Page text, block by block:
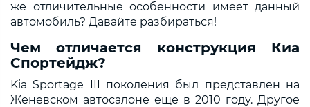
же отличительные особенности имеет данный
автомобиль? Давайте разбираться!
Чем отличается конструкция Киа
Спортейдж?
Kia Sportage III поколения был представлен на
Женевском автосалоне еще в 2010 году. Другое